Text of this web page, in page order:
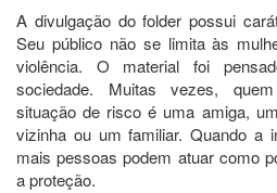
A divulgação do folder possui
Seu público não se limita às
violência. O material foi
sociedade. Muitas vezes,
situação de risco é uma amiga,
vizinha ou um familiar. Quando a
mais pessoas podem atuar como
a proteção.